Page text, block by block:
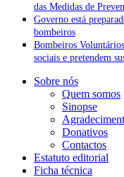
das Medidas de
Governo está
bombeiros
Bombeiros
sociais e pretendem
Sobre nós
Quem somos
Sinopse
Donativos
Contactos
Estatuto editorial
Ficha técnica